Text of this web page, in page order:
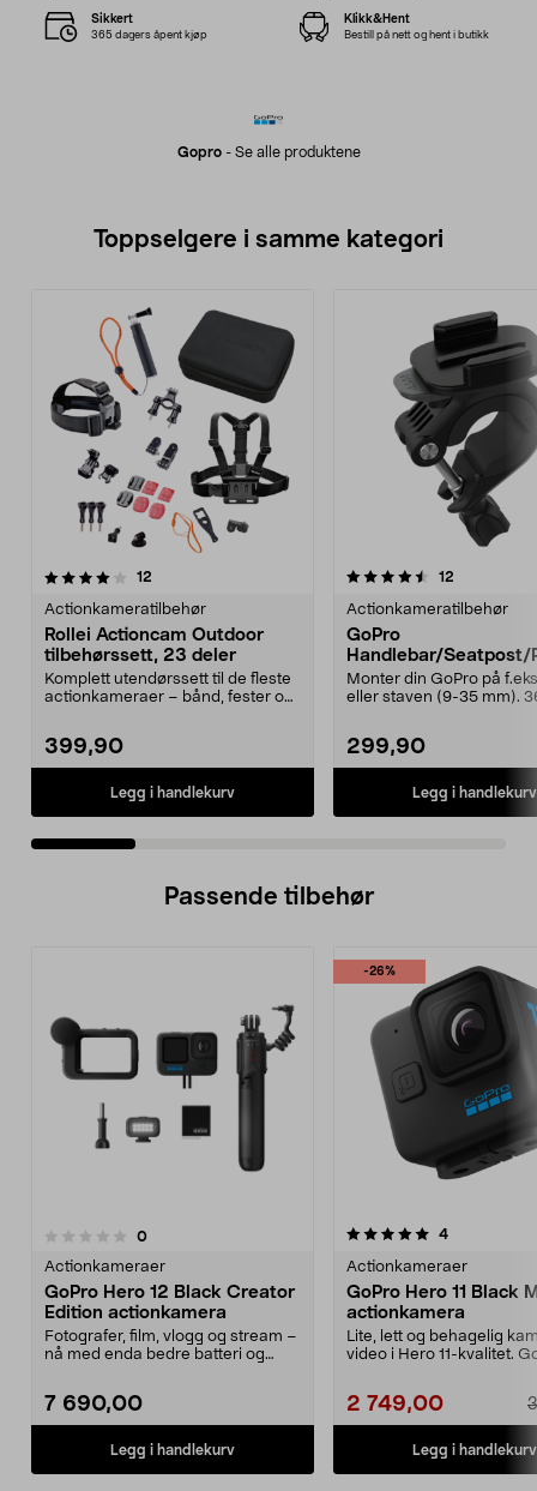
Gopro- Se alle produktene
Sikkert
365 dagers åpent kjøp
Klikk&Hent
Bestill på nett og hent i butikk
Toppselgere i samme kategori
12
Actionkameratilbehør
Rollei Actioncam Outdoor
tilbehørssett, 23 deler
Komplett utendørssett til de fleste
actionkameraer – bånd, fester og
399,90
Legg i handlekurv
4.5 av 5 stjerner 12
Actionkameratilbehør
GoPro
Handlebar/Seatpost/
Mount, rør/styrefeste.
Monter din GoPro på
eller staven (9-35 mm).
299,90
Legg i handlekurv
4.5 av 5 stjerner
Passende tilbehør
0anmeldelser
Actionkameraer
GoPro Hero 12 Black Creator
Edition actionkamera
Fotografer, film, vlogg og stream –
nå med enda bedre batteri og
7 690,00
Legg i handlekurv
-26%
5.0av 5 stjerner 4anmeldelser
Actionkameraer
GoPro Hero 11 Black
actionkamera
Lite, lett og behagelig
video i Hero 11-kvalitet.
2 749,00
Legg i handlekurv
4.5av 5 stjerner